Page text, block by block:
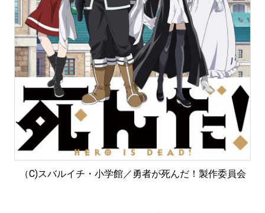
（C)スバルイチ・小学館／勇者が死んだ！製作委員会